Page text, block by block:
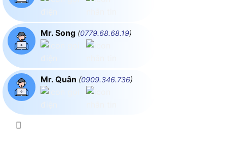
Mr. Song (0779.68.68.19)
Mr. Quân (0909.346.736)